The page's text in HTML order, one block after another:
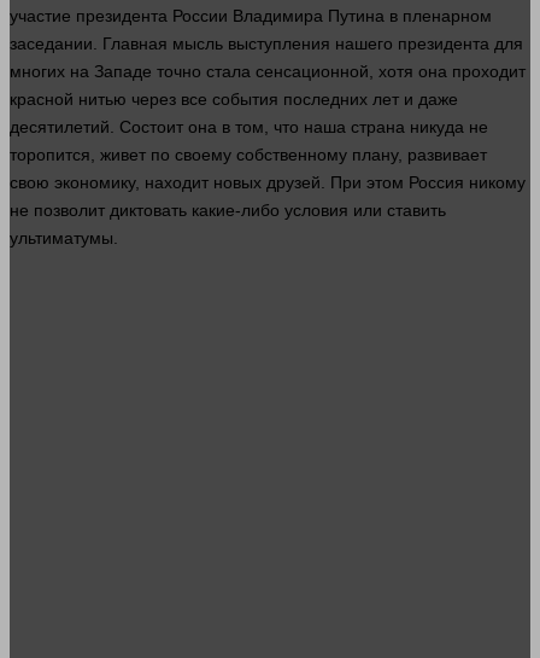
участие президента России Владимира Путина в пленарном
заседании. Главная мысль выступления нашего президента для
многих на Западе точно стала сенсационной, хотя она проходит
красной нитью через все события последних лет и даже
десятилетий. Состоит она в том, что наша страна никуда не
торопится, живет по своему собственному плану, развивает
свою экономику, находит новых друзей. При этом Россия никому
не позволит диктовать какие-либо условия или ставить
ультиматумы.